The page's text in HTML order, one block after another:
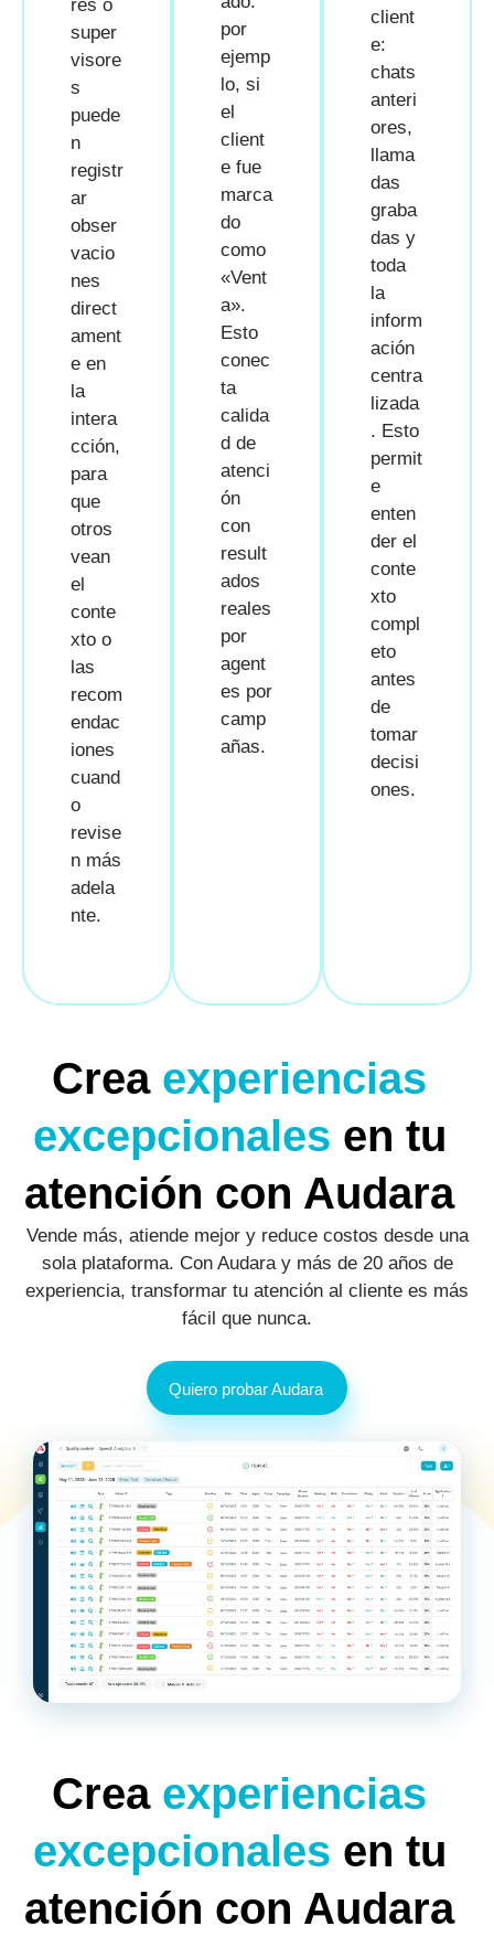
res o
super
visore
s
puede
n
registr
ar
obser
vacio
nes
direct
ament
e en
la
intera
cción,
para
que
otros
vean
el
conte
xto o
las
recom
endac
iones
cuand
o
revise
n más
adela
nte.
por
ejemp
lo, si
el
client
e fue
marca
do
como
«Vent
a».
Esto
conec
ta
calida
d de
atenci
ón
con
result
ados
reales
por
agent
es por
camp
añas.
client
e:
chats
anteri
ores,
llama
das
graba
das y
toda
la
inform
ación
centra
lizada
. Esto
permit
e
enten
der el
conte
xto
compl
eto
antes
de
tomar
decisi
ones.
Crea experiencias
excepcionales en tu
atención con Audara
Vende más, atiende mejor y reduce costos desde una
sola plataforma. Con Audara y más de 20 años de
experiencia, transformar tu atención al cliente es más
fácil que nunca.
Quiero probar Audara
Crea experiencias
excepcionales en tu
atención con Audara